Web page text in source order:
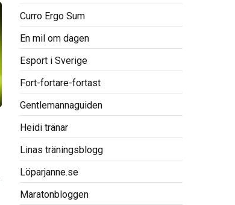
Curro Ergo Sum
En mil om dagen
Esport i Sverige
Fort-fortare-fortast
Gentlemannaguiden
Heidi tränar
Linas träningsblogg
Löparjanne.se
Maratonbloggen